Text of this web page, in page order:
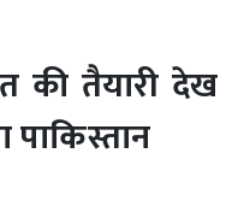
की तैयारी देख
पाकिस्तान